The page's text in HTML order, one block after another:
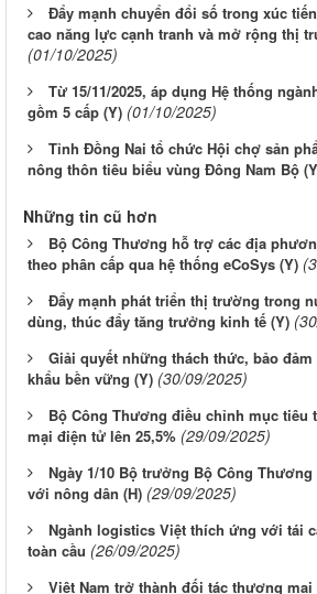
Đẩy mạnh chuyển đổi số trong xúc
cao năng lực cạnh tranh và mở rộng thị
(01/10/2025)
Từ 15/11/2025, áp dụng Hệ thống
gồm 5 cấp (Y) (01/10/2025)
Tỉnh Đồng Nai tổ chức Hội chợ sản
nông thôn tiêu biểu vùng Đông Nam Bộ
Những tin cũ hơn
Bộ Công Thương hỗ trợ các địa
theo phân cấp qua hệ thống eCoSys (Y)
Đẩy mạnh phát triển thị trường trong
dùng, thúc đẩy tăng trưởng kinh tế (Y)
Giải quyết những thách thức, bảo
khẩu bền vững (Y) (30/09/2025)
Bộ Công Thương điều chỉnh mục tiêu
mại điện tử lên 25,5% (29/09/2025)
Ngày 1/10 Bộ trưởng Bộ Công
với nông dân (H) (29/09/2025)
Ngành logistics Việt thích ứng với tái
toàn cầu (26/09/2025)
Việt Nam trở thành đối tác thương